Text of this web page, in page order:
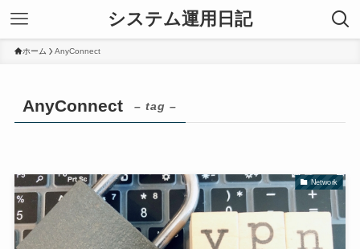
システム運用日記
ホーム AnyConnect
AnyConnect – tag –
Network